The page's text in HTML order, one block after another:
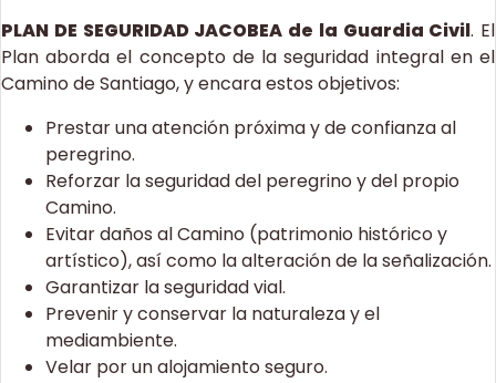
PLAN DE SEGURIDAD JACOBEA de la Guardia Civil. El
Plan aborda el concepto de la seguridad integral en el
Camino de Santiago, y encara estos objetivos:
Prestar una atención próxima y de confianza al
peregrino.
Reforzar la seguridad del peregrino y del propio
Camino.
Evitar daños al Camino (patrimonio histórico y
artístico), así como la alteración de la señalización.
Garantizar la seguridad vial.
Prevenir y conservar la naturaleza y el
mediambiente.
Velar por un alojamiento seguro.